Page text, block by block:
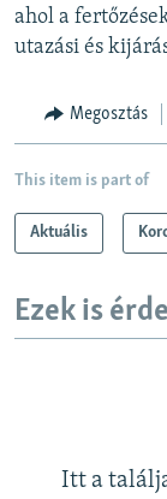
ahol a
utazási és
Megosztás
This item is part of
Aktuális
Ezek is
Itt a